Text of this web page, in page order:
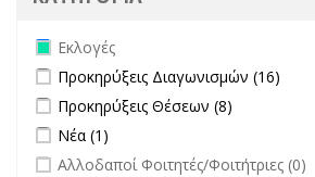
Remove Εκλογές filter
Εκλογές
Apply Προκηρύξεις Διαγωνισμών
Προκηρύξεις Διαγωνισμών (16)
Apply Προκηρύξεις Θέσεων filter
Προκηρύξεις Θέσεων (8)
Apply Νέα filter
Νέα (1)
undefined
Αλλοδαποί Φοιτητές/Φοιτήτριες (0)